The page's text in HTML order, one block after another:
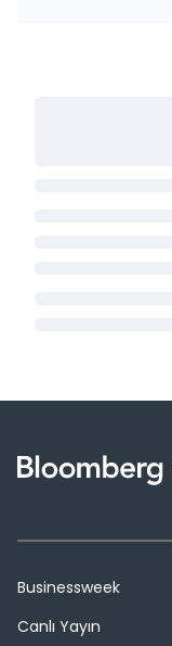
Businessweek
Canlı Yayın